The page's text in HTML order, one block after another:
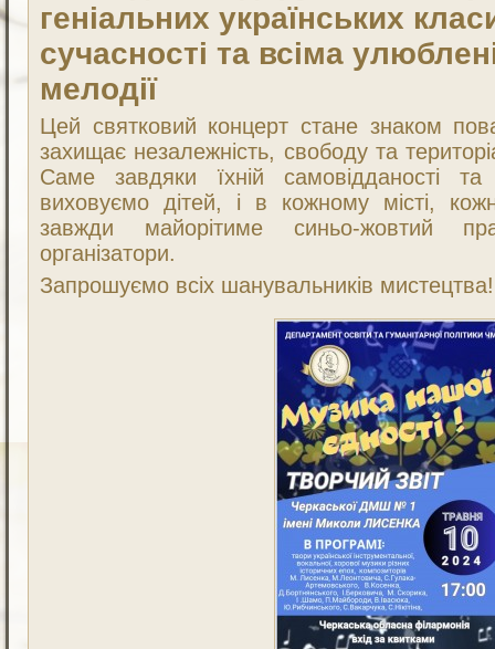
геніальних українських
сучасності та всіма
мелодії
Цей святковий концерт стане знаком
захищає незалежність, свободу та
Саме завдяки їхній самовідданості
виховуємо дітей, і в кожному місті,
завжди майорітиме синьо-жовтий
організатори.
Запрошуємо всіх шанувальників мистецтва!